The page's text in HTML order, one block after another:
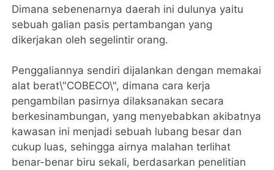
Dimana sebenenarnya daerah ini dulunya yaitu
sebuah galian pasis pertambangan yang
dikerjakan oleh segelintir orang.
Penggaliannya sendiri dijalankan dengan memakai
alat berat\"COBECO\", dimana cara kerja
pengambilan pasirnya dilaksanakan secara
berkesinambungan, yang menyebabkan akibatnya
kawasan ini menjadi sebuah lubang besar dan
cukup luas, sehingga airnya malahan terlihat
benar-benar biru sekali, berdasarkan penelitian